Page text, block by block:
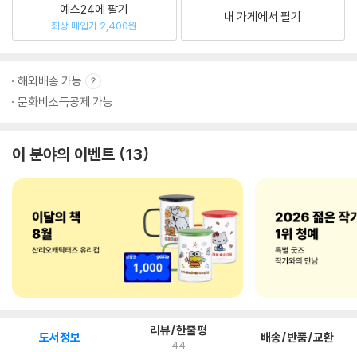
예스24에 팔기
최상 매입가 2,400원
내 가게에서 팔기
해외배송 가능
문화비소득공제 가능
이 분야의 이벤트 13
도서정보 리뷰/한줄평
44 배송/반품/교환